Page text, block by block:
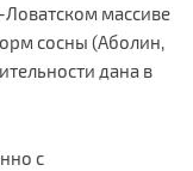
массиве
сосны (Аболин,
дана в
с